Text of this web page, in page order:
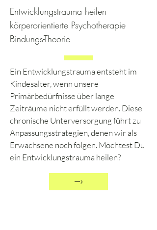
Entwicklungstrauma heilen
körperorientierte Psychotherapie
Bindungs-Theorie
Ein Entwicklungstrauma entsteht im
Kindesalter, wenn unsere
Primärbedürfnisse über lange
Zeiträume nicht erfüllt werden. Diese
chronische Unterversorgung führt zu
Anpassungsstrategien, denen wir als
Erwachsene noch folgen. Möchtest Du
ein Entwicklungstrauma heilen?
–›